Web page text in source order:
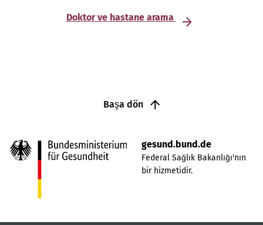
Doktor ve hastane arama
Başa dön
gesund.bund.de
Federal Sağlık Bakanlığı'nın
bir hizmetidir.